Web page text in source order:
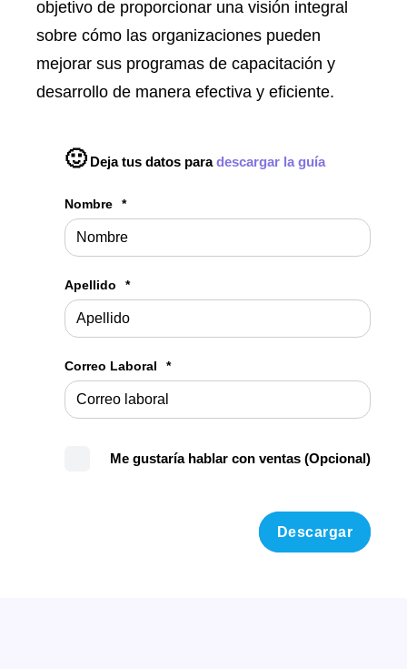
objetivo de proporcionar una visión integral
sobre cómo las organizaciones pueden
mejorar sus programas de capacitación y
desarrollo de manera efectiva y eficiente.
🙂Deja tus datos paradescargar la guía
Nombre *
Apellido *
Correo Laboral *
Me gustaría hablar con ventas (Opcional)